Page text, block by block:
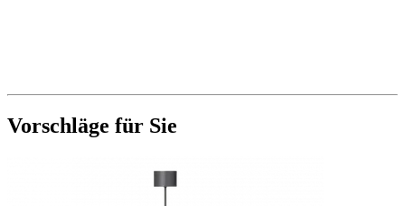
Vorschläge für Sie